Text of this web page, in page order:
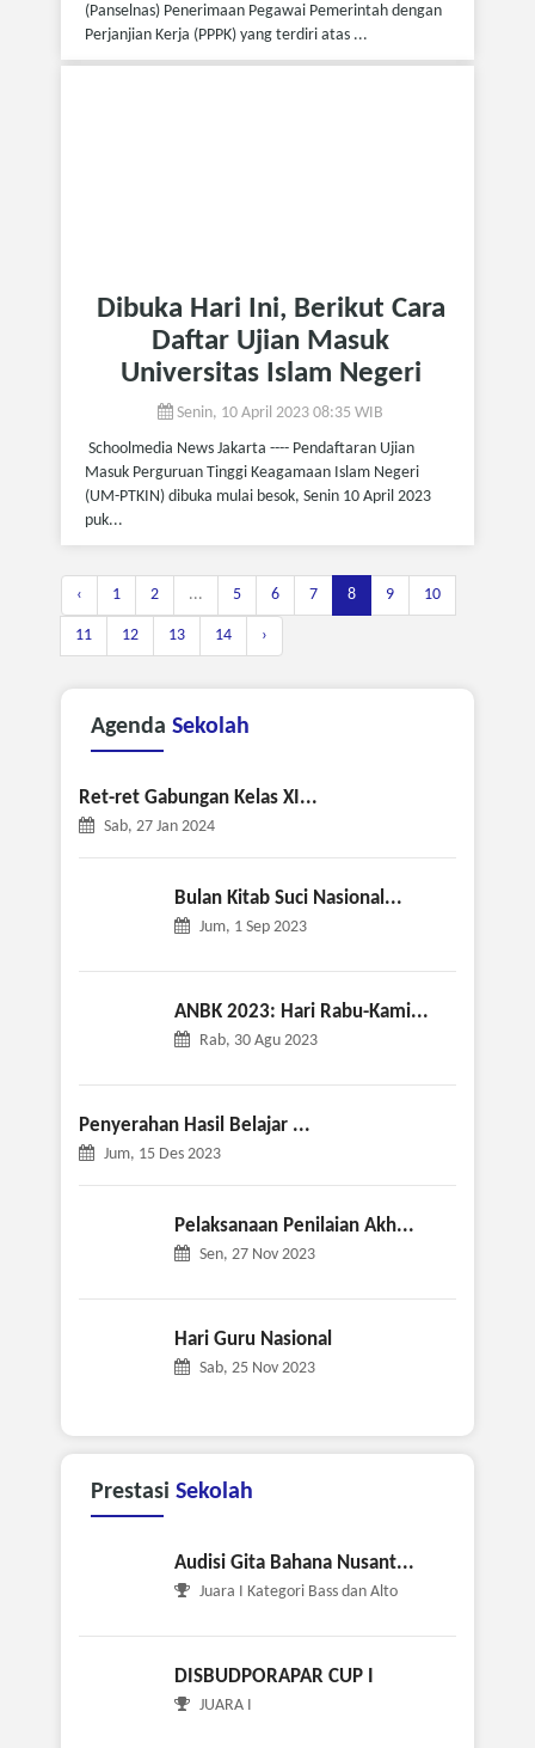
(Panselnas) Penerimaan Pegawai Pemerintah dengan
Perjanjian Kerja (PPPK) yang terdiri atas ...
Dibuka Hari Ini, Berikut Cara
Daftar Ujian Masuk
Universitas Islam Negeri
Senin, 10 April 2023 08:35 WIB
Schoolmedia News Jakarta ---- Pendaftaran Ujian
Masuk Perguruan Tinggi Keagamaan Islam Negeri
(UM-PTKIN) dibuka mulai besok, Senin 10 April 2023
puk...
‹ 1 2 ... 5 6 7 8 9 10
11 12 13 14 ›
Agenda Sekolah
Ret-ret Gabungan Kelas XI...
Sab, 27 Jan 2024
Bulan Kitab Suci Nasional...
Jum, 1 Sep 2023
ANBK 2023: Hari Rabu-Kami...
Rab, 30 Agu 2023
Penyerahan Hasil Belajar ...
Jum, 15 Des 2023
Prestasi Sekolah
Juara I Kategori Bass dan Alto